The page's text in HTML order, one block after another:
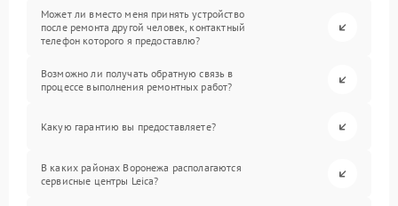
Может ли вместо меня принять устройство
после ремонта другой человек, контактный
телефон которого я предоставлю?
Возможно ли получать обратную связь в
процессе выполнения ремонтных работ?
Какую гарантию вы предоставляете?
В каких районах Воронежа располагаются
сервисные центры Leica?